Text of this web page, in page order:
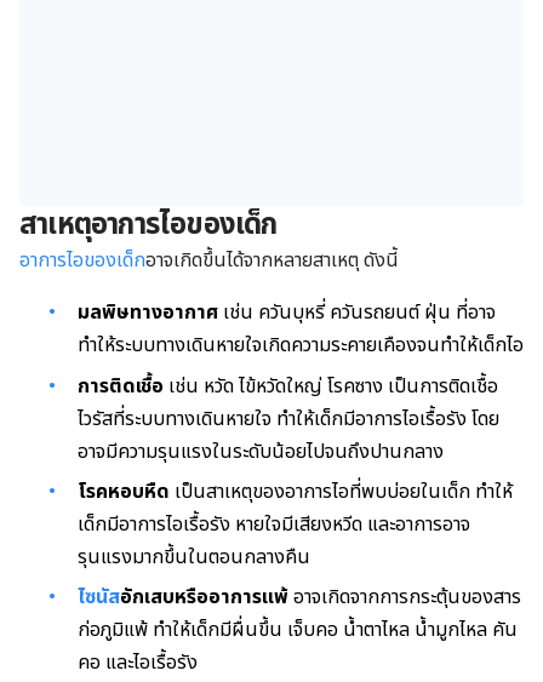
สาเหตุอาการไอของเด็ก
อาการไอของเด็กอาจเกิดขึ้นได้จากหลายสาเหตุ ดังนี้
มลพิษทางอากาศ เช่น ควันบุหรี่ ควันรถยนต์ ฝุ่น ที่อาจ
ทำให้ระบบทางเดินหายใจเกิดความระคายเคืองจนทำให้เด็กไอ
การติดเชื้อ เช่น หวัด ไข้หวัดใหญ่ โรคซาง เป็นการติดเชื้อ
ไวรัสที่ระบบทางเดินหายใจ ทำให้เด็กมีอาการไอเรื้อรัง โดย
อาจมีความรุนแรงในระดับน้อยไปจนถึงปานกลาง
โรคหอบหืด เป็นสาเหตุของอาการไอที่พบบ่อยในเด็ก ทำให้
เด็กมีอาการไอเรื้อรัง หายใจมีเสียงหวีด และอาการอาจ
รุนแรงมากขึ้นในตอนกลางคืน
ไซนัสอักเสบหรืออาการแพ้ อาจเกิดจากการกระตุ้นของสาร
ก่อภูมิแพ้ ทำให้เด็กมีผื่นขึ้น เจ็บคอ น้ำตาไหล น้ำมูกไหล คัน
คอ และไอเรื้อรัง